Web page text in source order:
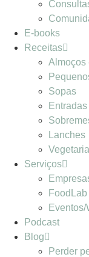
E-books
Receitas
Almoços
Sopas
Entradas
Lanches
Serviços
FoodLab
Podcast
Blog
Perder